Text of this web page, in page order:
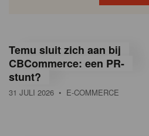
o
n
d
Temu sluit zich aan bij
CBCommerce: een PR-
stunt?
31 JULI 2026 • E-COMMERCE